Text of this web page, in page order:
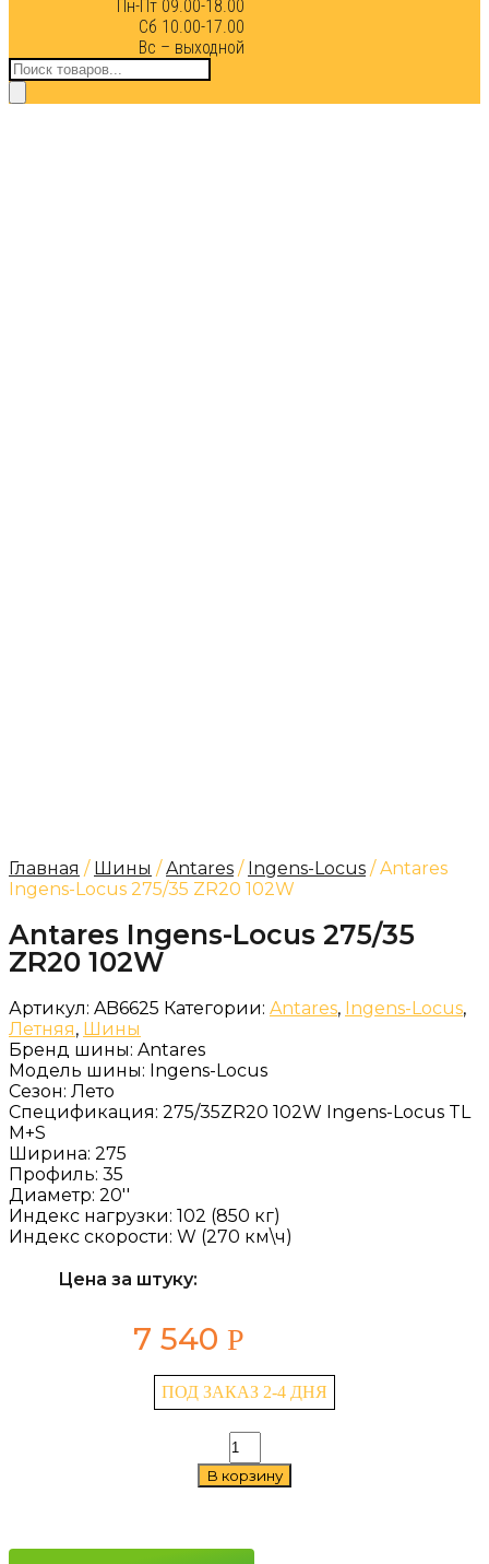
Пн-Пт 09.00-18.00
Сб 10.00-17.00
Вс – выходной
Поиск
товаров
Главная / Шины /Antares / Ingens-Locus / Antares
Ingens-Locus 275/35 ZR20 102W
Antares Ingens-Locus 275/35
ZR20 102W
Артикул: AB6625 Категории: Antares, Ingens-Locus,
Летняя, Шины
Бренд шины: Antares
Модель шины: Ingens-Locus
Сезон: Лето
Спецификация: 275/35ZR20 102W Ingens-Locus TL
M+S
Ширина: 275
Профиль: 35
Диаметр: 20''
Индекс нагрузки: 102 (850 кг)
Индекс скорости: W (270 км\ч)
Цена за штуку:
7 540 Р
ПОД ЗАКАЗ 2-4 ДНЯ
Количество
товара
Antares
ZR20
В корзину